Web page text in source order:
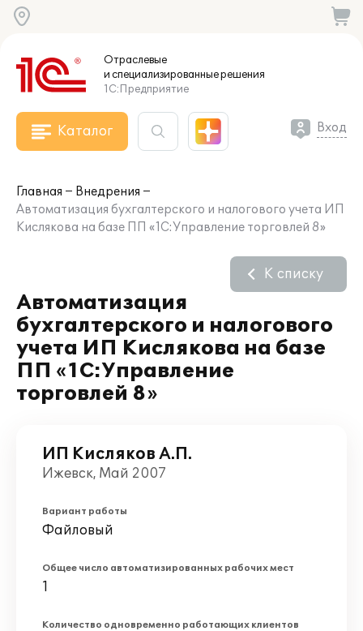
Отраслевые
и специализированныерешения
1С:Предприятие
Каталог Вход
Главная
Внедрения
Автоматизация бухгалтерского и налогового учета ИП
Кислякова на базе ПП «1С:Управление торговлей 8»
Автоматизация
бухгалтерского и налогового
учета ИП Кислякова на базе
ПП «1С:Управление
торговлей 8»
К списку
ИП Кисляков А.П.
Ижевск, Май 2007
Вариант работы
Файловый
Общее число автоматизированных рабочих мест
1
Количество одновременно работающих клиентов